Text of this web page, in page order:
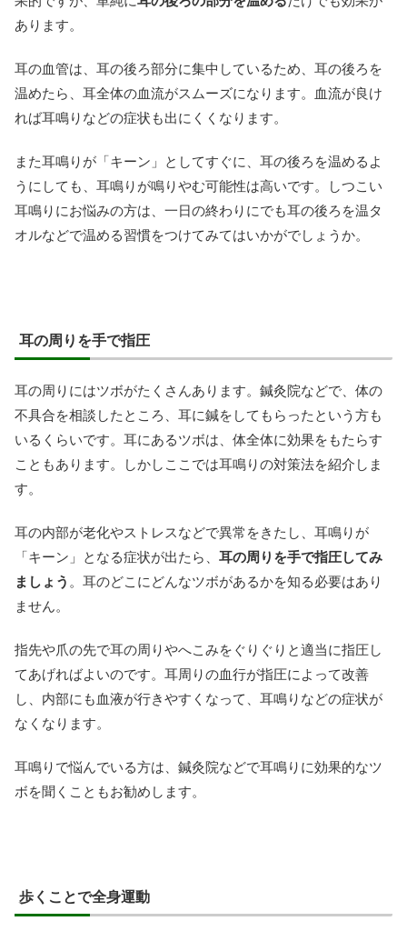
あります。
耳の血管は、耳の後ろ部分に集中しているため、耳の後ろを
温めたら、耳全体の血流がスムーズになります。血流が良け
れば耳鳴りなどの症状も出にくくなります。
また耳鳴りが「キーン」としてすぐに、耳の後ろを温めるよ
うにしても、耳鳴りが鳴りやむ可能性は高いです。しつこい
耳鳴りにお悩みの方は、一日の終わりにでも耳の後ろを温タ
オルなどで温める習慣をつけてみてはいかがでしょうか。
耳の周りを手で指圧
耳の周りにはツボがたくさんあります。鍼灸院などで、体の
不具合を相談したところ、耳に鍼をしてもらったという方も
いるくらいです。耳にあるツボは、体全体に効果をもたらす
こともあります。しかしここでは耳鳴りの対策法を紹介しま
す。
耳の内部が老化やストレスなどで異常をきたし、耳鳴りが
「キーン」となる症状が出たら、 耳の周りを手で指圧してみ
ましょう 。耳のどこにどんなツボがあるかを知る必要はあり
ません。
指先や爪の先で耳の周りやへこみをぐりぐりと適当に指圧し
てあげればよいのです。耳周りの血行が指圧によって改善
し、内部にも血液が行きやすくなって、耳鳴りなどの症状が
なくなります。
耳鳴りで悩んでいる方は、鍼灸院などで耳鳴りに効果的なツ
ボを聞くこともお勧めします。
歩くことで全身運動